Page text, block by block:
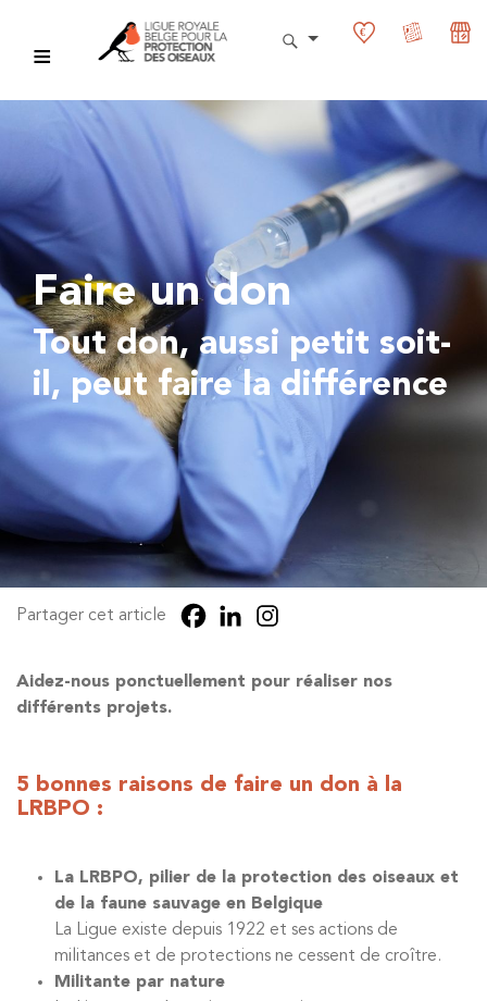
Faire un don
Tout don, aussi petit soit-
il, peut faire la différence
Partager cet article
Aidez-nous ponctuellement pour réaliser nos
différents projets.
5 bonnes raisons de faire un don à la
LRBPO :
La LRBPO, pilier de la protection des oiseaux et
de la faune sauvage en Belgique
La Ligue existe depuis 1922 et ses actions de
militances et de protections ne cessent de croître.
Militante par nature